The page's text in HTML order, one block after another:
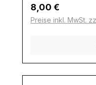
Regulärer Preis:
8,00 €
Preise inkl. MwSt.